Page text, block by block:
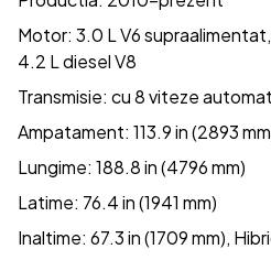
Motor: 3.0 L V6
4.2 L diesel V8
Transmisie: cu 8 viteze
Ampatament: 113.9 in (2893
Lungime: 188.8 in (4796 mm)
Latime: 76.4 in (1941 mm)
Inaltime: 67.3 in (1709 mm),